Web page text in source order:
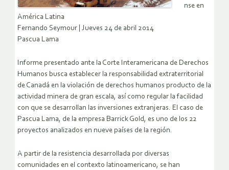
nse en
América Latina
Fernando Seymour | Jueves 24 de abril 2014
Pascua Lama
Informe presentado ante la Corte Interamericana de Derechos
Humanos busca establecer la responsabilidad extraterritorial
de Canadá en la violación de derechos humanos producto de la
actividad minera de gran escala, así como regular la facilidad
con que se desarrollan las inversiones extranjeras. El caso de
Pascua Lama, de la empresa Barrick Gold, es uno de los 22
proyectos analizados en nueve países de la región.
A partir de la resistencia desarrollada por diversas
comunidades en el contexto latinoamericano, se han